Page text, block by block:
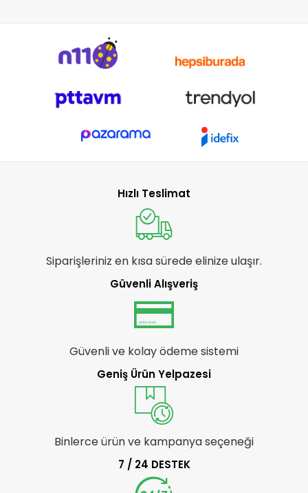
Hızlı Teslimat
Siparişleriniz en kısa sürede elinize ulaşır.
Güvenli Alışveriş
Güvenli ve kolay ödeme sistemi
Geniş Ürün Yelpazesi
Binlerce ürün ve kampanya seçeneği
7 / 24 DESTEK